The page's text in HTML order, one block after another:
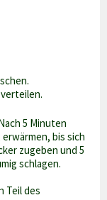
5 Minuten
bis sich
zugeben und 5
schlagen.
Teil des